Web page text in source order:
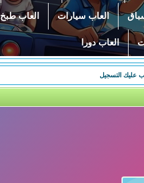
العاب سيارات العاب طبخ
العاب دورا
عليك التسجيل